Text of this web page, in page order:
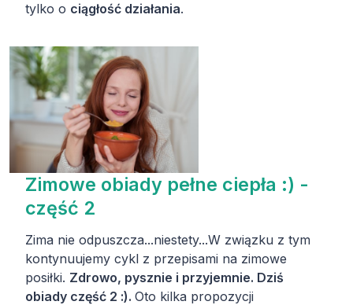
tylko o ciągłość działania.
Zimowe obiady pełne ciepła :) -
część 2
Zima nie odpuszcza...niestety...W związku z tym
kontynuujemy cykl z przepisami na zimowe
posiłki. Zdrowo, pysznie i przyjemnie. Dziś
obiady część 2 :). Oto kilka propozycji